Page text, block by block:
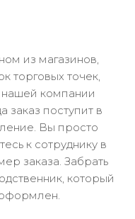
из магазинов,
торговых точек,
компании
заказ поступит в
Вы просто
к сотруднику в
заказа. Забрать
который